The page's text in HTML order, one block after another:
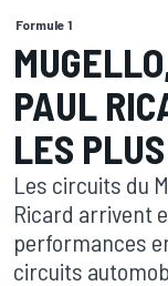
Formule 1
PAUL
LES
Les circuits du
Ricard arrivent
performances
circuits